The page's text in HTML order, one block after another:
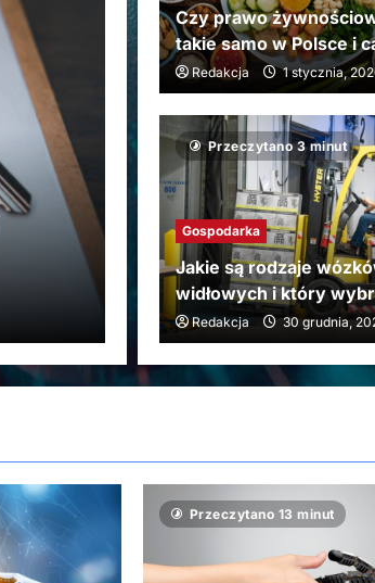
Finanse
Sprzedaż
VAT-u – jakie
Redakcja 1 stycznia, 2026
Czy prawo
takie samo w Polsce i
Redakcja 1 stycznia,
Przeczytano 3 minut
Gospodarka
Jakie są rodzaje
widłowych i który
Redakcja 30 grudnia,
Przeczytano 13 minut